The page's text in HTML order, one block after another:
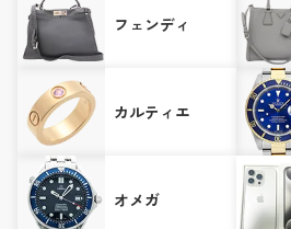
フェンディ
カルティエ
オメガ